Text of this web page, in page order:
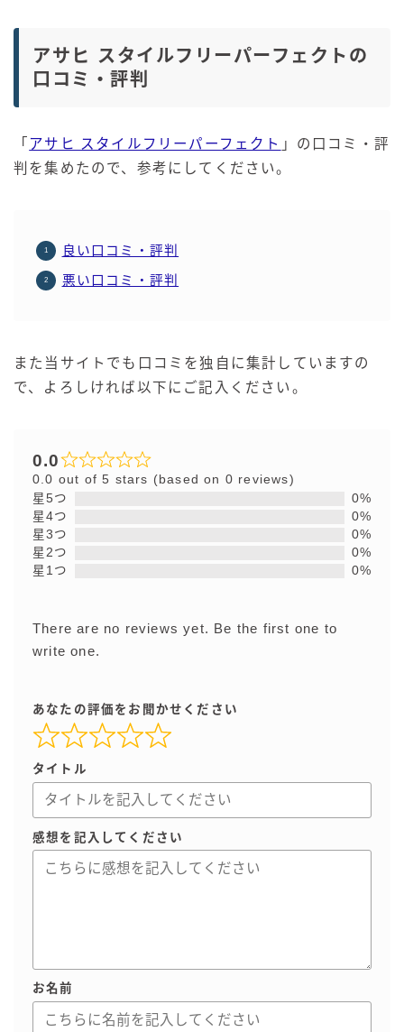
アサヒ スタイルフリーパーフェクトの
口コミ・評判
「 アサヒ スタイルフリーパーフェクト 」の口コミ・評
判を集めたので、参考にしてください。
良い口コミ・評判
悪い口コミ・評判
また当サイトでも口コミを独自に集計していますの
で、よろしければ以下にご記入ください。
0.0
0.0 out of 5 stars (based on 0 reviews)
星5つ
0%
星4つ
0%
星3つ
0%
星2つ
0%
星1つ
0%
There are no reviews yet. Be the first one to
write one.
あなたの評価をお聞かせください
タイトル
感想を記入してください
お名前